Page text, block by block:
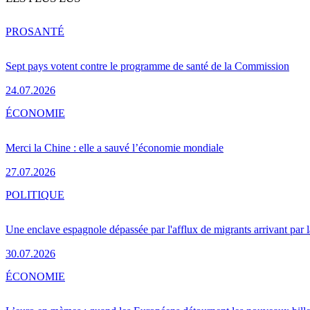
Sept pays votent contre le programme de santé de la Commission
24.07.2026
PROSANTÉ
Merci la Chine : elle a sauvé l’économie mondiale
27.07.2026
ÉCONOMIE
Une enclave espagnole dépassée par l'afflux de migrants arrivant par
30.07.2026
POLITIQUE
ÉCONOMIE